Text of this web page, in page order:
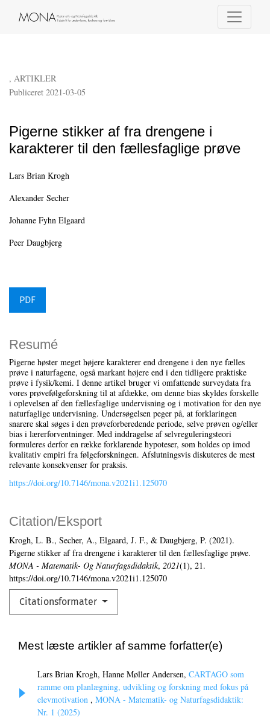
Pigerne stikker af fra drengene i karakterer til den fællesfaglige prøve
, ARTIKLER
Pigerne stikker af fra drengene i
karakterer til den fællesfaglige prøve
Publiceret 2021-03-05
Lars Brian Krogh
Alexander Secher
Johanne Fyhn Elgaard
Peer Daugbjerg
PDF
Citation/Eksport
Krogh, L. B., Secher, A., Elgaard, J. F., & Daugbjerg, P. (2021).
Pigerne stikker af fra drengene i karakterer til den fællesfaglige prøve.
MONA - Matematik- Og Naturfagsdidaktik, 2021(1), 21.
https://doi.org/10.7146/mona.v2021i1.125070
Citationsformater
Resumé
Pigerne høster meget højere karakterer end drengene i den nye fælles
prøve i naturfagene, også markant højere end i den tidligere praktiske
prøve i fysik/kemi. I denne artikel bruger vi omfattende surveydata fra
vores prøvefølgeforskning til at afdække, om denne bias skyldes forskelle
i oplevelsen af den fællesfaglige undervisning og i motivation for den nye
naturfaglige undervisning. Undersøgelsen peger på, at forklaringen
snarere skal søges i den prøveforberedende periode, selve prøven og/eller
bias i lærerforventninger. Med inddragelse af selvreguleringsteori
formuleres derfor en række forklarende hypoteser, som holdes op imod
kvalitativ empiri fra følgeforskningen. Afslutningsvis diskuteres de mest
relevante konsekvenser for praksis.
https://doi.org/10.7146/mona.v2021i1.125070
Mest læste artikler af samme forfatter(e)
Lars Brian Krogh, Hanne Møller Andersen, CARTAGO som
ramme om planlægning, udvikling og forskning med fokus på
elevmotivation , MONA - Matematik- og Naturfagsdidaktik:
Nr. 1 (2025)